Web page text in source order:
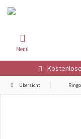
Menü
Übersicht